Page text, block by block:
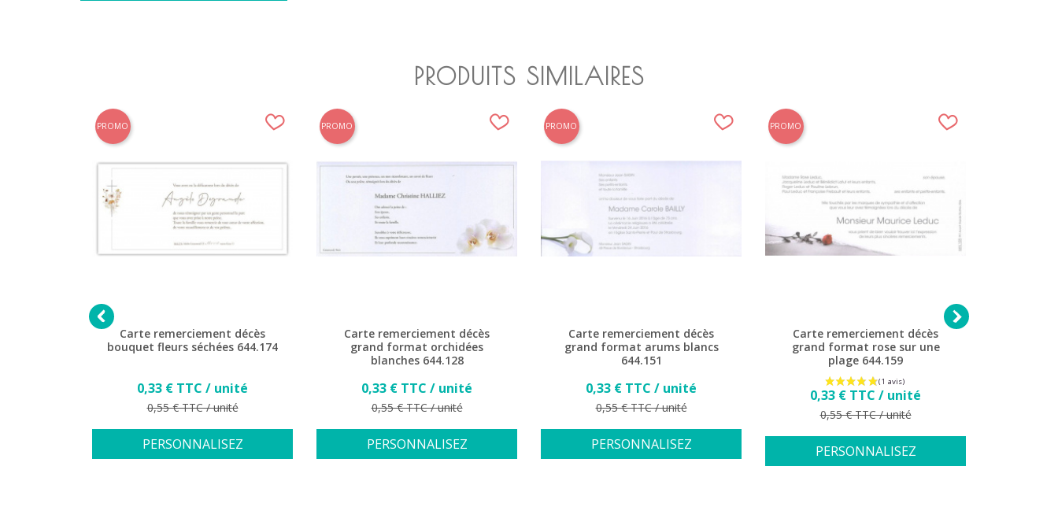
PRODUITS SIMILAIRES

Carte remerciement décès
bouquet fleurs séchées 644.174
Prix
0,33 € TTC / unité
Prix de base
0,55 € TTC / unité
PERSONNALISEZ
PROMO
Carte remerciement décès
grand format orchidées
blanches 644.128
Prix
0,33 € TTC / unité
Prix de base
0,55 € TTC / unité
PERSONNALISEZ
PROMO
Carte remerciement décès
grand format arums blancs
644.151
Prix
0,33 € TTC / unité
Prix de base
0,55 € TTC / unité
PERSONNALISEZ
PROMO
Carte remerciement décès
grand format rose sur une
plage 644.159
Prix
0,33 € TTC / unité
Prix de base
0,55 € TTC / unité
PERSONNALISEZ
PROMO
